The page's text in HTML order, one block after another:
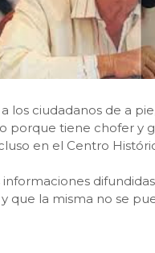
los ciudadanos de a
porque tiene chofer y
en el Centro
que la misma no se